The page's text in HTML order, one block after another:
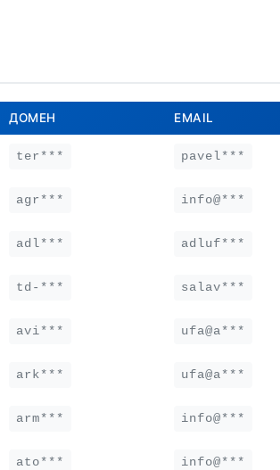
ДОМЕН EMAIL
ter*** pavel***
agr*** info@***
adl*** adluf***
td-*** salav***
avi*** ufa@a***
ark*** ufa@a***
arm*** info@***
ato*** info@***